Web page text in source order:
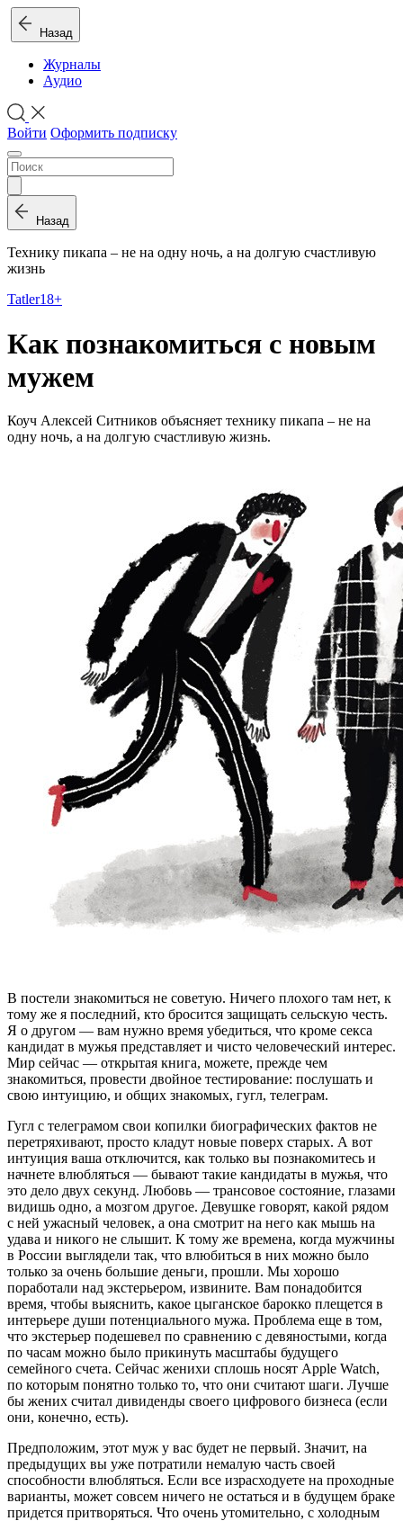
Назад
Журналы
Аудио
Войти Оформить подписку
Назад
Технику пикапа – не на одну ночь, а на долгую счастливую
жизнь
Tatler18+
Как познакомиться с новым
мужем
Коуч Алексей Ситников объясняет технику пикапа – не на
одну ночь, а на долгую счастливую жизнь.
В постели знакомиться не советую. Ничего плохого там нет, к
тому же я последний, кто бросится защищать сельскую честь.
Я о другом — вам нужно время убедиться, что кроме секса
кандидат в мужья представляет и чисто человеческий интерес.
Мир сейчас — открытая книга, можете, прежде чем
знакомиться, провести двойное тестирование: послушать и
свою интуицию, и общих знакомых, гугл, телеграм.
Гугл с телеграмом свои копилки биографических фактов не
перетряхивают, просто кладут новые поверх старых. А вот
интуиция ваша отключится, как только вы познакомитесь и
начнете влюбляться — бывают такие кандидаты в мужья, что
это дело двух секунд. Любовь — трансовое состояние, глазами
видишь одно, а мозгом другое. Девушке говорят, какой рядом
с ней ужасный человек, а она смотрит на него как мышь на
удава и никого не слышит. К тому же времена, когда мужчины
в России выглядели так, что влюбиться в них можно было
только за очень большие деньги, прошли. Мы хорошо
поработали над экстерьером, извините. Вам понадобится
время, чтобы выяснить, какое цыганское барокко плещется в
интерьере души потенциального мужа. Проблема еще в том,
что экстерьер подешевел по сравнению с девяностыми, когда
по часам можно было прикинуть масштабы будущего
семейного счета. Сейчас женихи сплошь носят Apple Watch,
по которым понятно только то, что они считают шаги. Лучше
бы жених считал дивиденды своего цифрового бизнеса (если
они, конечно, есть).
Предположим, этот муж у вас будет не первый. Значит, на
предыдущих вы уже потратили немалую часть своей
способности влюбляться. Если все израсходуете на проходные
варианты, может совсем ничего не остаться и в будущем браке
придется притворяться. Что очень утомительно, с холодным